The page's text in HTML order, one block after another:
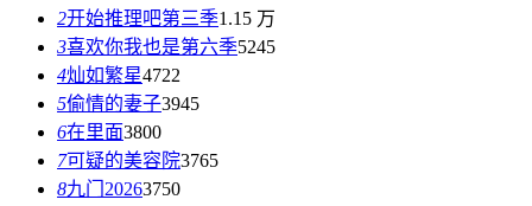
2开始推理吧第三季1.15 万
3喜欢你我也是第六季5245
4灿如繁星4722
5偷情的妻子3945
6在里面3800
7可疑的美容院3765
8九门20263750